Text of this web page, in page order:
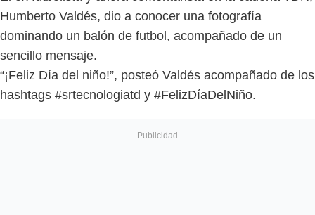
Humberto Valdés, dio a conocer una fotografía
dominando un balón de futbol, acompañado de un
sencillo mensaje.
“¡Feliz Día del niño!”, posteó Valdés acompañado de los
hashtags #srtecnologiatd y #FelizDíaDelNiño.